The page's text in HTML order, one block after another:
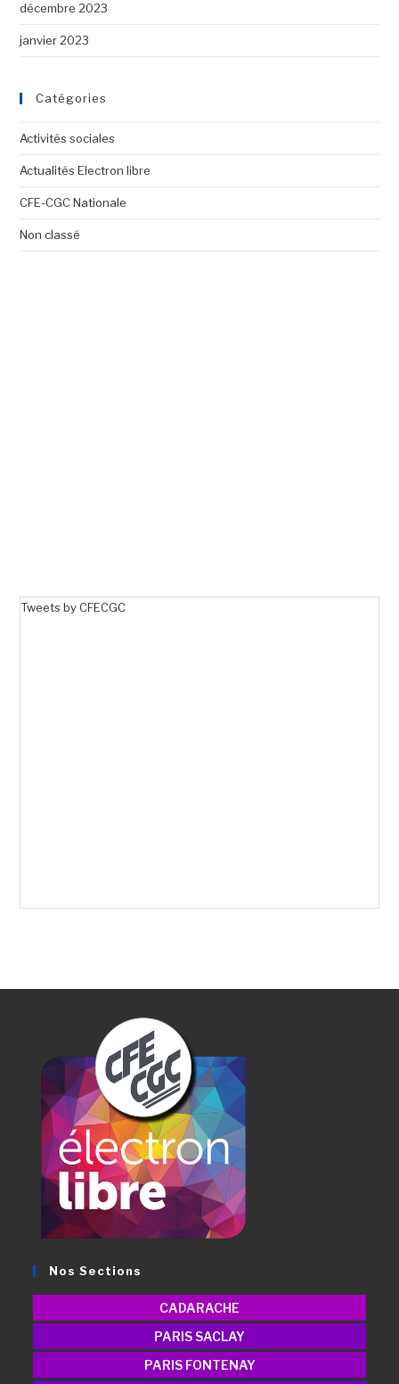
décembre 2023
janvier 2023
Catégories
Activités sociales
Actualités Electron libre
CFE-CGC Nationale
Non classé
Tweets by CFECGC
Nos Sections
CADARACHE
PARIS SACLAY
PARIS FONTENAY